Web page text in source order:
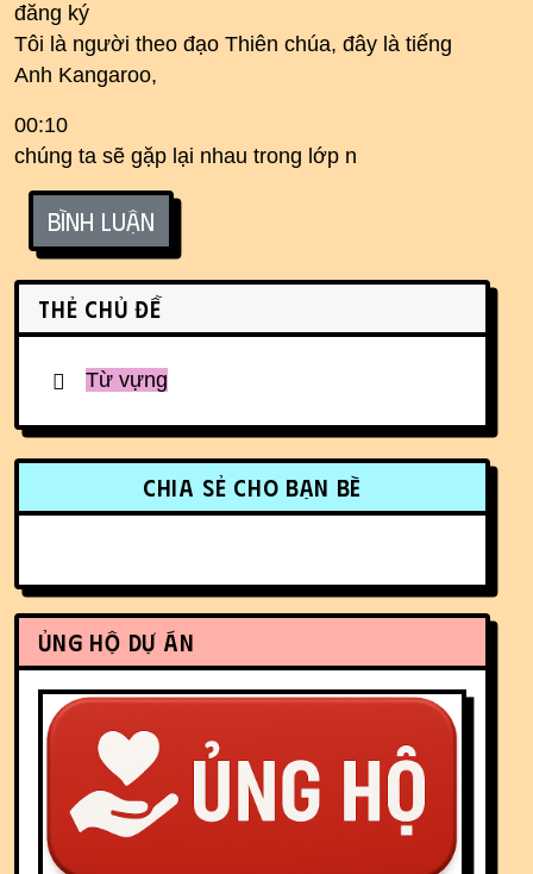
đăng ký
Tôi là người theo đạo Thiên chúa, đây là tiếng
Anh Kangaroo,
00:10
chúng ta sẽ gặp lại nhau trong lớp n
Bình luận
Related content
Thẻ chủ đề
Từ vựng
More content and functionality
Chia sẻ cho bạn bè
Ủng hộ dự án